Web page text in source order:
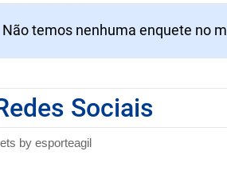
Não temos nenhuma enquete no
Sociais
by esporteagil